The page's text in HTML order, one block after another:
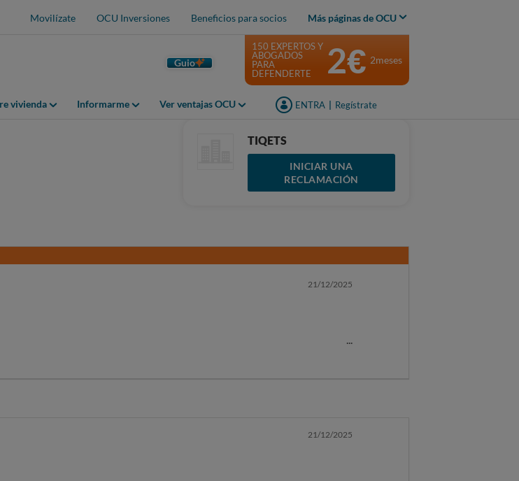
Movilízate OCU Inversiones Beneficios para socios Más páginas de OCU
Guio
vivienda Informarme Ver ventajas OCU ENTRA Regístrate
150 EXPERTOS Y
ABOGADOS
PARA
DEFENDERTE
2€ 2meses
TIQETS
INICIAR UNA
RECLAMACIÓN
21/12/2025
el monasterio de los Jerónimos de Lisboa para el día 19 de
no eran válidas, que les había pasado varias veces, por lo que no
entradas y audioguía de forma inmediata.
21/12/2025